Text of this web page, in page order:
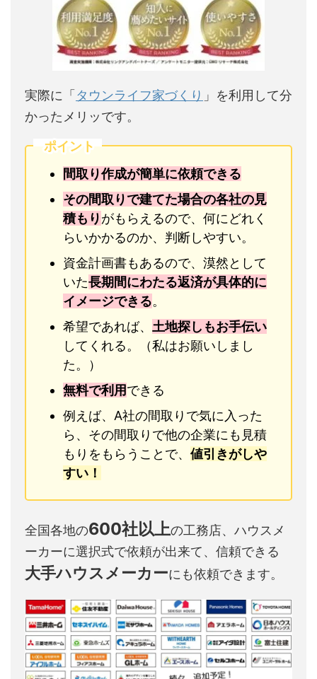
実際に「 タウンライフ家づくり 」を利用して分
かったメリッです。
ポイント
間取り作成が簡単に依頼できる
その間取りで建てた場合の各社の見
積もりがもらえるので、何にどれく
らいかかるのか、判断しやすい。
資金計画書もあるので、漠然として
いた長期間にわたる返済が具体的に
イメージできる。
希望であれば、 土地探しもお手伝い
してくれる。（私はお願いしまし
た。）
無料で利用できる
例えば、A社の間取りで気に入った
ら、その間取りで他の企業にも見積
もりをもらうことで、 値引きがしや
すい！
全国各地の600社以上の工務店、ハウスメ
ーカーに選択式で依頼が出来て、信頼できる
大手ハウスメーカーにも依頼できます。